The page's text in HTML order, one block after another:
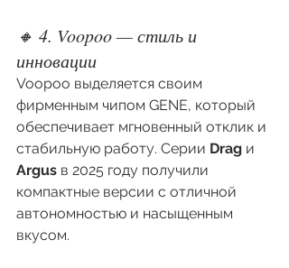
🔸 4. Voopoo — стиль и
инновации
Voopoo выделяется своим
фирменным чипом GENE, который
обеспечивает мгновенный отклик и
стабильную работу. Серии Drag и
Argus в 2025 году получили
компактные версии с отличной
автономностью и насыщенным
вкусом.